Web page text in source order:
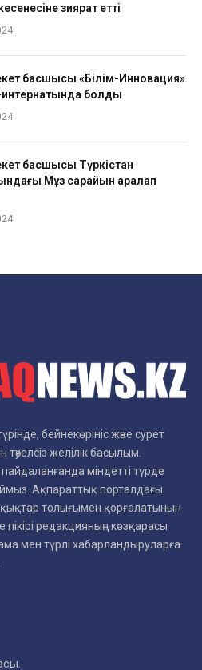
зиярат етті
басшысы «Білім-Инновация»
болды
басшысы Түркістан
Мұз сарайын аралап
бейнекөрініс және сурет
желілік басылым.
міндетті түрде
Ақпараттық порталдағы
толығымен қорғалатынын
редакцияның көзқарасы
мен түрлі хабарландыруларға